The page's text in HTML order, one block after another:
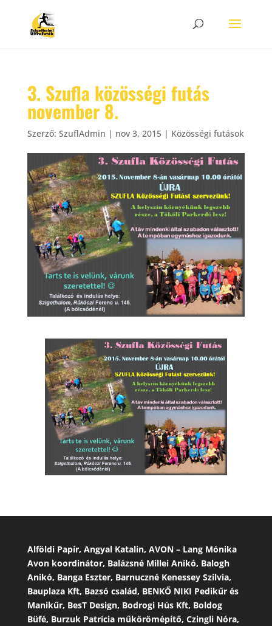
3. Szufla közösségi futás
november 8.
Szerző: SzuflAdmin | nov 3, 2015| Közösségi futások
Alföldi Papír, Angyal Katalin, AVON – Lang Mónika
Avon koordinátor, Balázsné Millei Anikó, Balogh
Anikó, Banga Eszter, Barnuczné Kenessey Szilvia,
Bauplaza Kft, Bazsó család, BENKŐ NIKI Pedikűr és
Manikűr, BesT Design, Bodrogi Hús Kft, Boldog
Büfé, Burzuk Patrícia műkörömépítő, Czingli Nóra,